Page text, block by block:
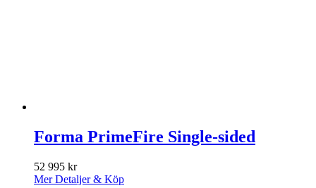
Forma PrimeFire Single-sided
52 995 kr
Mer Detaljer & Köp